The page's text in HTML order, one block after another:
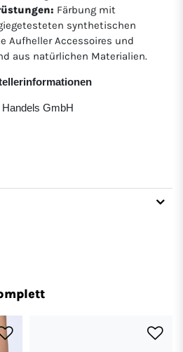
Färbung mit
synthetischen
Aufheller Accessoires und
aus natürlichen Materialien.
GmbH